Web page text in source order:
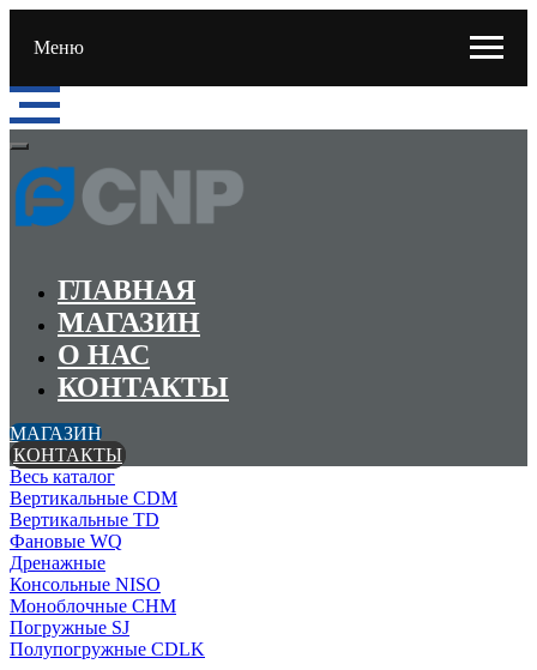
Меню
ГЛАВНАЯ
МАГАЗИН
О НАС
КОНТАКТЫ
МАГАЗИН
КОНТАКТЫ
Весь каталог
Вертикальные CDM
Вертикальные TD
Фановые WQ
Дренажные
Консольные NISO
Моноблочные CHМ
Погружные SJ
Полупогружные CDLK